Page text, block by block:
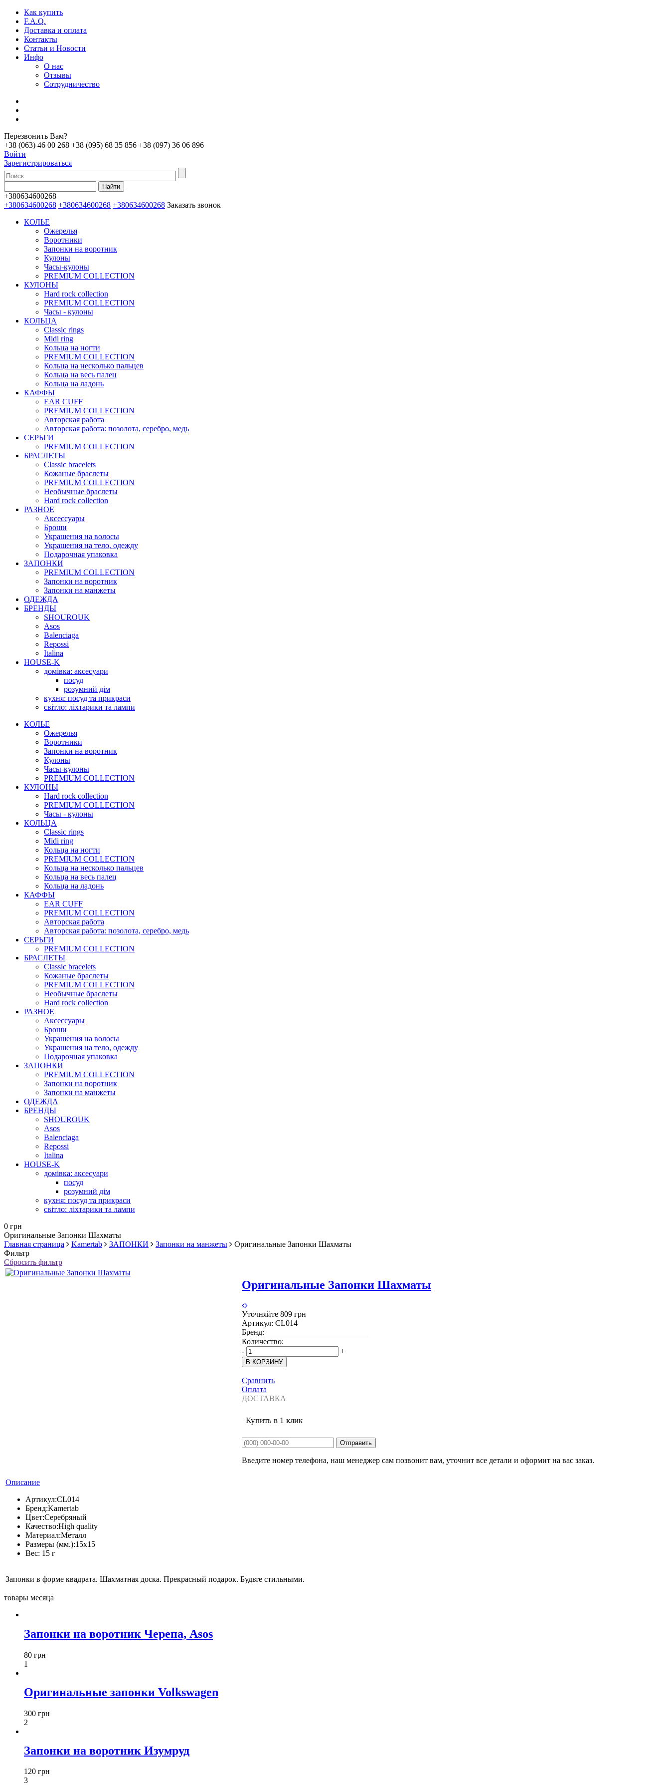
Как купить
F.A.Q.
Доставка и оплата
Контакты
Статьи и Новости
Инфо
О нас
Отзывы
Сотрудничество
Перезвонить Вам?
+38 (063) 46 00 268 +38 (095) 68 35 856 +38 (097) 36 06 896
Войти
Зарегистрироваться
+380634600268
+380634600268 +380634600268 +380634600268 Заказать звонок
КОЛЬЕ
Ожерелья
Воротники
Запонки на воротник
Кулоны
Часы-кулоны
PREMIUM COLLECTION
КУЛОНЫ
Hard rock collection
PREMIUM COLLECTION
Часы - кулоны
КОЛЬЦА
Classic rings
Midi ring
Кольца на ногти
PREMIUM COLLECTION
Кольца на несколько пальцев
Кольца на весь палец
Кольца на ладонь
КАФФЫ
EAR CUFF
PREMIUM COLLECTION
Авторская работа
Авторская работа: позолота, серебро, медь
СЕРЬГИ
PREMIUM COLLECTION
БРАСЛЕТЫ
Classic bracelets
Кожаные браслеты
PREMIUM COLLECTION
Необычные браслеты
Hard rock collection
РАЗНОЕ
Аксессуары
Броши
Украшения на волосы
Украшения на тело, одежду
Подарочная упаковка
ЗАПОНКИ
PREMIUM COLLECTION
Запонки на воротник
Запонки на манжеты
ОДЕЖДА
БРЕНДЫ
SHOUROUK
Asos
Balenciaga
Repossi
Italina
HOUSE-K
домівка: аксесуари
посуд
розумний дім
кухня: посуд та прикраси
світло: ліхтарики та лампи
КОЛЬЕ
Ожерелья
Воротники
Запонки на воротник
Кулоны
Часы-кулоны
PREMIUM COLLECTION
КУЛОНЫ
Hard rock collection
PREMIUM COLLECTION
Часы - кулоны
КОЛЬЦА
Classic rings
Midi ring
Кольца на ногти
PREMIUM COLLECTION
Кольца на несколько пальцев
Кольца на весь палец
Кольца на ладонь
КАФФЫ
EAR CUFF
PREMIUM COLLECTION
Авторская работа
Авторская работа: позолота, серебро, медь
СЕРЬГИ
PREMIUM COLLECTION
БРАСЛЕТЫ
Classic bracelets
Кожаные браслеты
PREMIUM COLLECTION
Необычные браслеты
Hard rock collection
РАЗНОЕ
Аксессуары
Броши
Украшения на волосы
Украшения на тело, одежду
Подарочная упаковка
ЗАПОНКИ
PREMIUM COLLECTION
Запонки на воротник
Запонки на манжеты
ОДЕЖДА
БРЕНДЫ
SHOUROUK
Asos
Balenciaga
Repossi
Italina
HOUSE-K
домівка: аксесуари
посуд
розумний дім
кухня: посуд та прикраси
світло: ліхтарики та лампи
0 грн
Оригинальные Запонки Шахматы
Главная страница
Kamertab ЗАПОНКИ Запонки на манжеты
Оригинальные Запонки Шахматы
Фильтр
Сбросить фильтр
Оригинальные Запонки Шахматы
Уточняйте 809 грн
Артикул: CL014
Бренд:
Количество:
-
+
Сравнить
Оплата
ДОСТАВКА
Купить в 1 клик
Введите номер телефона, наш менеджер сам позвонит вам, уточнит все детали и оформит на вас заказ.
Описание
Артикул:CL014
Бренд:Kamertab
Цвет:Серебряный
Качество:High quality
Материал:Металл
Размеры (мм.):15x15
Вес: 15 г
Запонки в форме квадрата. Шахматная доска. Прекрасный подарок. Будьте стильными.
товары месяца
Запонки на воротник Черепа, Asos
80 грн
1
Оригинальные запонки Volkswagen
300 грн
2
Запонки на воротник Изумруд
120 грн
3